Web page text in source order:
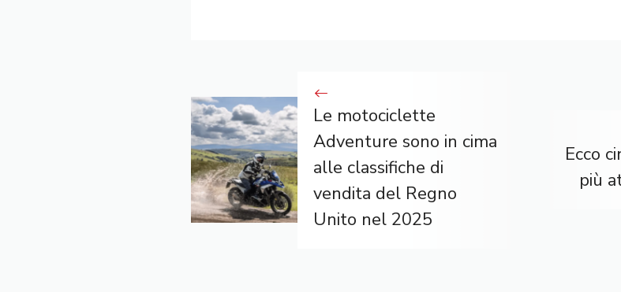
Le motociclette
Adventure sono in cima
alle classifiche di
vendita del Regno
Unito nel 2025
Ecco
più